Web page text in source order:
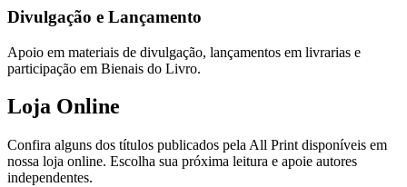
Divulgação e Lançamento
Apoio em materiais de divulgação, lançamentos em livrarias e
participação em Bienais do Livro.
Loja Online
Confira alguns dos títulos publicados pela All Print disponíveis em
nossa loja online. Escolha sua próxima leitura e apoie autores
independentes.